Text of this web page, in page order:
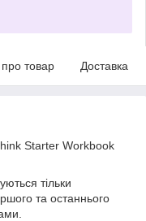
про товар Доставка
Starter Workbook
тільки
та останнього